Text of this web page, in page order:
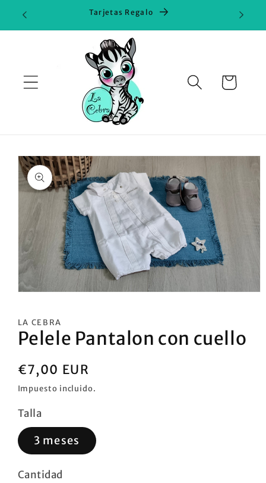
directamente
al contenido
Tarjetas Regalo
Carrito
directamente
a la
información
del producto
1
en
una
LA CEBRA
Pelele Pantalon con cuello
Precio
habitual
€7,00 EUR
Impuesto incluido.
Talla
3 meses
Cantidad